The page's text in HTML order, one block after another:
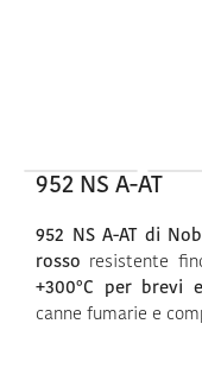
952 NS A-AT
952 NS A-AT di
rosso resistente
+300°C per brevi
canne fumarie e